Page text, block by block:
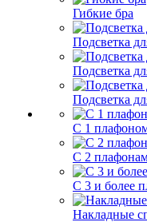
Гибкие бра
Подсветка
Подсветка
Подсветка
С 1
С 2
С 3 и более
Накладные